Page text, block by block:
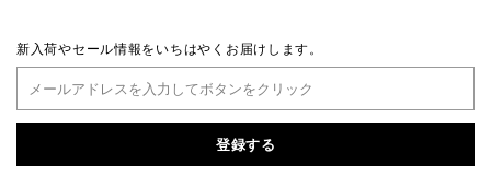
新入荷やセール情報をいちはやくお届けします。
登録する